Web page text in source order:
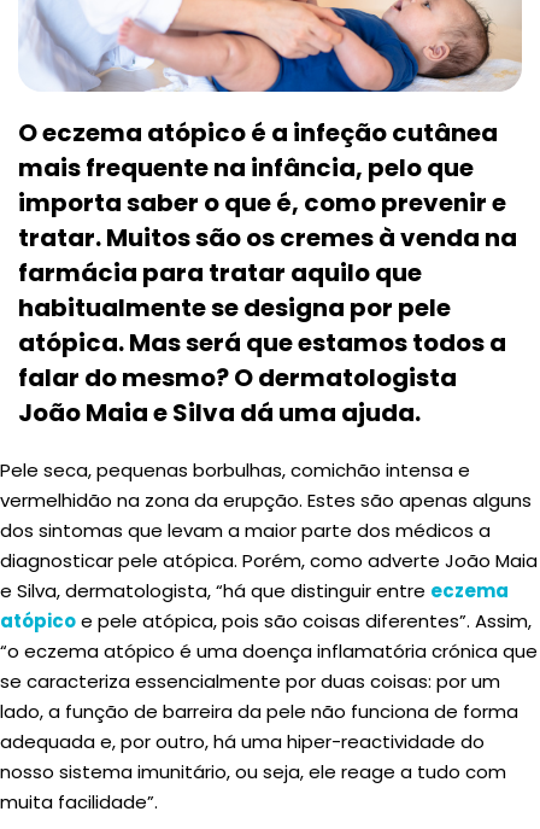
O eczema atópico é a infeção cutânea
mais frequente na infância, pelo que
importa saber o que é, como prevenir e
tratar. Muitos são os cremes à venda na
farmácia para tratar aquilo que
habitualmente se designa por pele
atópica. Mas será que estamos todos a
falar do mesmo? O dermatologista
João Maia e Silva dá uma ajuda.
Pele seca, pequenas borbulhas, comichão intensa e
vermelhidão na zona da erupção. Estes são apenas alguns
dos sintomas que levam a maior parte dos médicos a
diagnosticar pele atópica. Porém, como adverte João Maia
e Silva, dermatologista, “há que distinguir entre eczema
atópicoe pele atópica, pois são coisas diferentes”. Assim,
“o eczema atópico é uma doença inflamatória crónica que
se caracteriza essencialmente por duas coisas: por um
lado, a função de barreira da pele não funciona de forma
adequada e, por outro, há uma hiper-reactividade do
nosso sistema imunitário, ou seja, ele reage a tudo com
muita facilidade”.